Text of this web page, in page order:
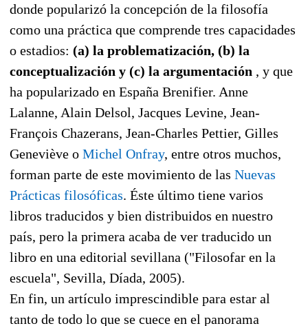
donde popularizó la concepción de la filosofía
como una práctica que comprende tres capacidades
o estadios: (a) la problematización, (b) la
conceptualización y (c) la argumentación , y que
ha popularizado en España Brenifier. Anne
Lalanne, Alain Delsol, Jacques Levine, Jean-
François Chazerans, Jean-Charles Pettier, Gilles
Geneviève o Michel Onfray, entre otros muchos,
forman parte de este movimiento de las Nuevas
Prácticas filosóficas. Éste último tiene varios
libros traducidos y bien distribuidos en nuestro
país, pero la primera acaba de ver traducido un
libro en una editorial sevillana ("Filosofar en la
escuela", Sevilla, Díada, 2005).
En fin, un artículo imprescindible para estar al
tanto de todo lo que se cuece en el panorama